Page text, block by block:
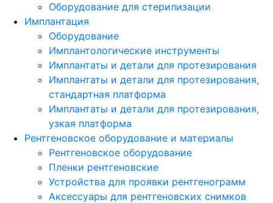
Оборудование для стерилизации
Имплантация
Оборудование
Имплантологические инструменты
Имплантаты и детали для протезирования
Имплантаты и детали для протезирования,
стандартная платформа
Имплантаты и детали для протезирования,
узкая платформа
Рентгеновское оборудование и материалы
Рентгеновское оборудование
Пленки рентгеновские
Устройства для проявки рентгенограмм
Аксессуары для рентгеновских снимков